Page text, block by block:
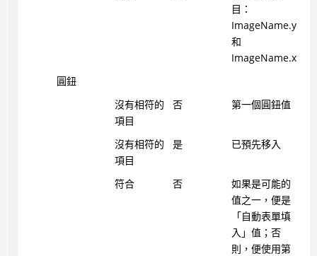
目：
ImageName.y
和
ImageName.x
圓鈕
沒有相符的
項目
否 第一個圓鈕值
沒有相符的
項目
是 已預先移入
符合 否
如果是可能的
值之一，便是
「自動表單填
入」值；否
則，便使用第